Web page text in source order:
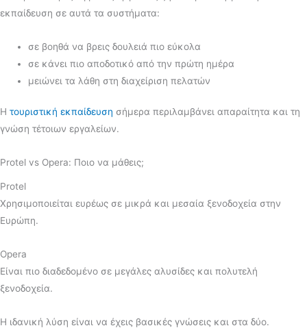
εκπαίδευση σε αυτά τα συστήματα:
σε βοηθά να βρεις δουλειά πιο εύκολα
σε κάνει πιο αποδοτικό από την πρώτη ημέρα
μειώνει τα λάθη στη διαχείριση πελατών
Η τουριστική εκπαίδευση σήμερα περιλαμβάνει απαραίτητα και τη
γνώση τέτοιων εργαλείων.
Protel vs Opera: Ποιο να μάθεις;
Protel
Χρησιμοποιείται ευρέως σε μικρά και μεσαία ξενοδοχεία στην
Ευρώπη.
Opera
Είναι πιο διαδεδομένο σε μεγάλες αλυσίδες και πολυτελή
ξενοδοχεία.
Η ιδανική λύση είναι να έχεις βασικές γνώσεις και στα δύο.